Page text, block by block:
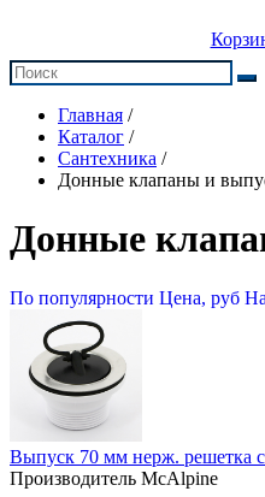
Главная /
Каталог /
Сантехника /
Донные клапаны и
Донные
По популярности Цена, руб
Выпуск 70 мм нерж. решетка
Производитель McAlpine